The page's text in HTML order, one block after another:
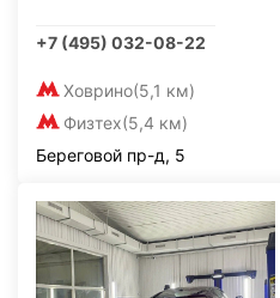
+7 (495) 032-08-22
Ховрино(5,1 км)
Физтех(5,4 км)
Береговой пр-д, 5